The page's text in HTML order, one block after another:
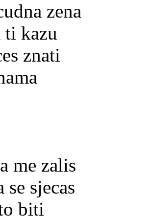
zena
ti kazu
znati
me zalis
se sjecas
biti